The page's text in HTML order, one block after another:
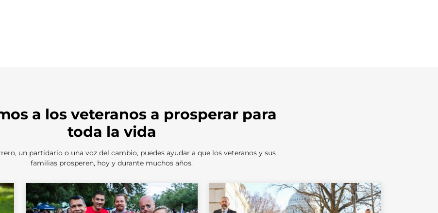
a los veteranos a prosperar para
toda la vida
un partidario o una voz del cambio, puedes ayudar a que los veteranos y sus
familias prosperen, hoy y durante muchos años.